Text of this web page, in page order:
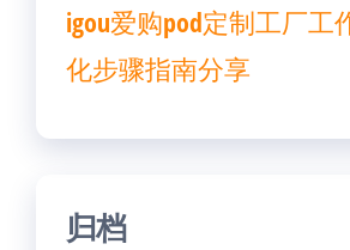
igou爱购pod定制工厂工
化步骤指南分享
归档